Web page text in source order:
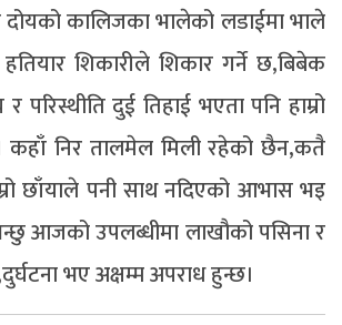
दोयको कालिजका भालेको लडाईमा भाले
हतियार शिकारीले शिकार गर्ने छ,बिबेक
परिस्थीति दुई तिहाई भएता पनि हाम्रो
निर तालमेल मिली रहेको छैन,कतै
छाँयाले पनी साथ नदिएको आभास भइ
आजको उपलब्धीमा लाखौको पसिना र
भए अक्षम्म अपराध हुन्छ।